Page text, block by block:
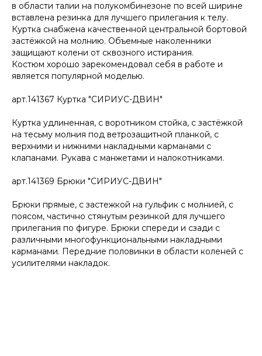
в области талии на полукомбинезоне по всей ширине
вставлена резинка для лучшего прилегания к телу.
Куртка снабжена качественной центральной бортовой
застёжкой на молнию. Объемные наколенники
защищают колени от сквозного истирания.
Костюм хорошо зарекомендовал себя в работе и
является популярной моделью.
арт.141367 Куртка "СИРИУС-ДВИН"
Куртка удлиненная, с воротником стойка, с застёжкой
на тесьму молния под ветрозащитной планкой, с
верхними и нижними накладными карманами с
клапанами. Рукава с манжетами и налокотниками.
арт.141369 Брюки "СИРИУС-ДВИН"
Брюки прямые, с застежкой на гульфик с молнией, с
поясом, частично стянутым резинкой для лучшего
прилегания по фигуре. Брюки спереди и сзади с
различными многофункциональными накладными
карманами. Передние половинки в области коленей с
усилителями накладок.